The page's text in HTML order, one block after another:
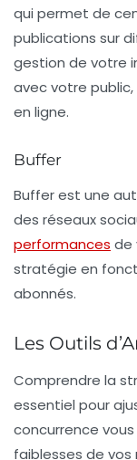
qui permet de
publications sur
gestion de votre
avec votre
en ligne.
Buffer
Bufferest une
des réseaux
performances de
stratégie en
abonnés.
Les Outils
Comprendre la
essentiel pour
concurrence
faiblesses de vos